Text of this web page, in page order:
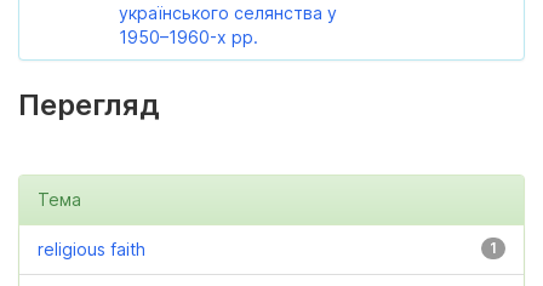
українського селянства у
1950–1960-х рр.
Перегляд
Тема
1
religious faith